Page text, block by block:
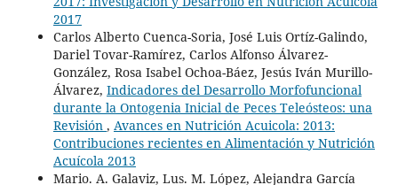
2017
Carlos Alberto Cuenca-Soria, José Luis Ortíz-Galindo,
Dariel Tovar-Ramírez, Carlos Alfonso Álvarez-
González, Rosa Isabel Ochoa-Báez, Jesús Iván Murillo-
Álvarez, Indicadores del Desarrollo Morfofuncional
durante la Ontogenia Inicial de Peces Teleósteos: una
Revisión , Avances en Nutrición Acuicola: 2013:
Contribuciones recientes en Alimentación y Nutrición
Acuícola 2013
Mario. A. Galaviz, Lus. M. López, Alejandra García